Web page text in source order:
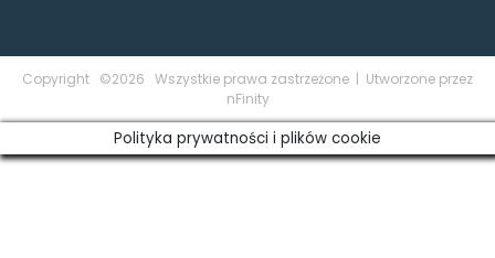
Copyright ©2026 Wszystkie prawa zastrzeżone | Utworzone przez
nFinity
Polityka prywatności i plików cookie